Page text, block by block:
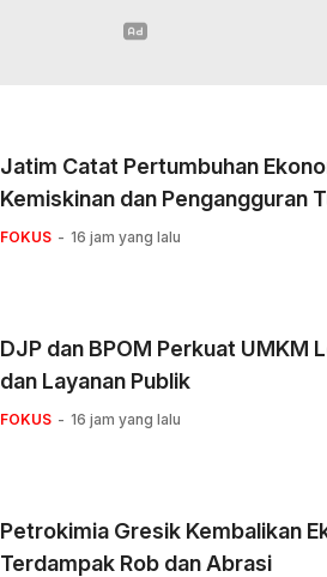
Jatim Catat Pertumbuhan
Kemiskinan dan Pengangguran
FOKUS 16 jam yang lalu
DJP dan BPOM Perkuat UMKM
dan Layanan Publik
FOKUS 16 jam yang lalu
Petrokimia Gresik Kembalikan
Terdampak Rob dan Abrasi